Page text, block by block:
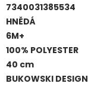
7340031385534
HNĚDÁ
6M+
100% POLYESTER
40 cm
BUKOWSKI DESIGN